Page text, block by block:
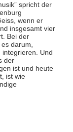
spricht der
wenn er
insgesamt vier
Bei der
darum,
Und
der
ist und heute
ist wie